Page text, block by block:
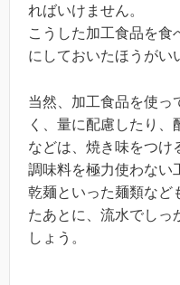
ればいけません。
こうした加工食品を食
にしておいたほうがい
当然、加工食品を使っ
く、量に配慮したり
などは、焼き味をつけ
調味料を極力使わない
乾麺といった麺類など
たあとに、流水でしっ
しょう。